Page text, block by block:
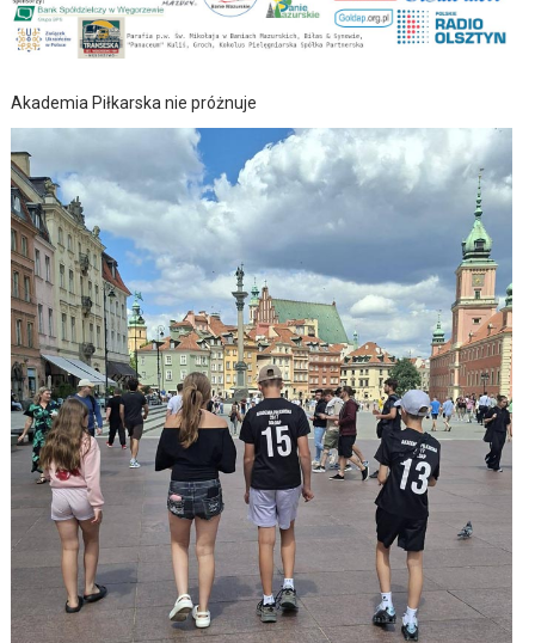
Akademia Piłkarska nie próżnuje